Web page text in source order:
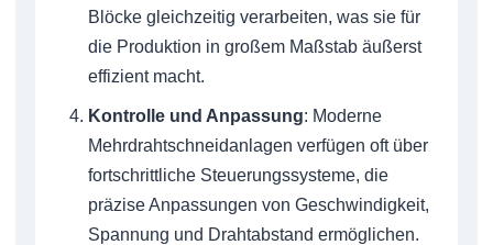
Blöcke gleichzeitig verarbeiten, was sie für
die Produktion in großem Maßstab äußerst
effizient macht.
Kontrolle und Anpassung: Moderne
Mehrdrahtschneidanlagen verfügen oft über
fortschrittliche Steuerungssysteme, die
präzise Anpassungen von Geschwindigkeit,
Spannung und Drahtabstand ermöglichen.